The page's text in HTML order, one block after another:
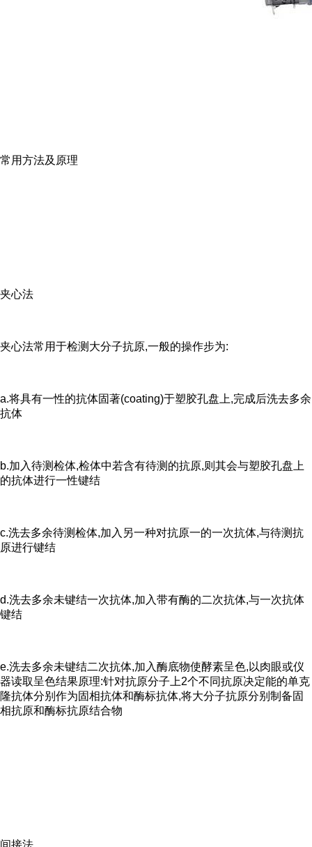
常用方法及原理
夹心法
夹心法常用于检测大分子抗原,一般的操作步为:
a.将具有一性的抗体固著(coating)于塑胶孔盘上,完成后洗去多余
抗体
b.加入待测检体,检体中若含有待测的抗原,则其会与塑胶孔盘上
的抗体进行一性键结
c.洗去多余待测检体,加入另一种对抗原一的一次抗体,与待测抗
原进行键结
d.洗去多余未键结一次抗体,加入带有酶的二次抗体,与一次抗体
键结
e.洗去多余未键结二次抗体,加入酶底物使酵素呈色,以肉眼或仪
器读取呈色结果原理:针对抗原分子上2个不同抗原决定能的单克
隆抗体分别作为固相抗体和酶标抗体,将大分子抗原分别制备固
相抗原和酶标抗原结合物
间接法